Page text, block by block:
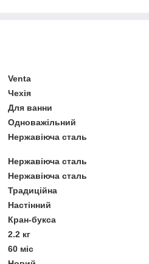
Venta
Чехія
Для ванни
Одноважільний
Нержавіюча сталь
Нержавіюча сталь
Нержавіюча сталь
Традиційна
Настінний
Кран-букса
2.2 кг
60 міс